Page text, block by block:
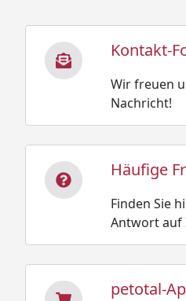
Kontakt-
Wir freuen
Nachricht!
Häufige
Finden Sie
Antwort auf
petotal-